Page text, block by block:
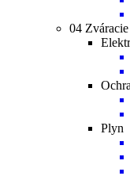
04
Plyn